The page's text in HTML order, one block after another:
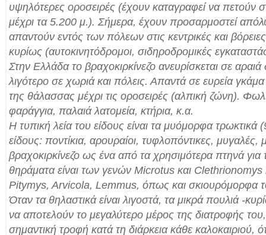
υψηλότερες οροσειρές (έχουν καταγραφεί να πετούν
μέχρι τα 5.200 μ.). Σήμερα, έχουν προσαρμοστεί
απαντούν εντός των πόλεων στις κεντρικές και
κυρίως (αυτοκινητόδρομοι, σιδηροδρομικές
Στην Ελλάδα το βραχοκιρκίνεζο ανευρίσκεται σε
λιγότερο σε χωριά και πόλεις. Απαντά σε ευρεία
της θάλασσας μέχρι τις οροσειρές (αλπική ζώνη).
φαράγγια, παλαιά λατομεία, κτήρια, κ.α.
Η τυπική λεία του είδους είναι τα μυόμορφα
είδους: ποντίκια, αρουραίοι, τυφλοπόντικες,
βραχοκιρκίνεζο ως ένα από τα χρησιμότερα πτηνά για
θηράματα είναι των γενών Microtus και Clethrionomys
Pitymys, Arvicola, Lemmus, όπως και σκιουρόμορφα
Όταν τα θηλαστικά είναι λιγοστά, τα μικρά πουλιά -
να αποτελούν το μεγαλύτερο μέρος της διατροφής
σημαντική τροφή κατά τη διάρκεια κάθε καλοκαιριού,